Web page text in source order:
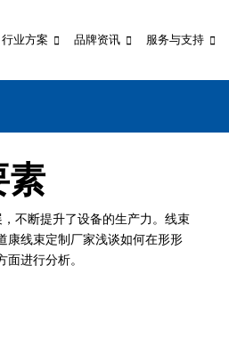
行业方案 品牌资讯 服务与支持
素
不断提升了设备的生产力。线束
康线束定制厂家浅谈如何在形形
进行分析。